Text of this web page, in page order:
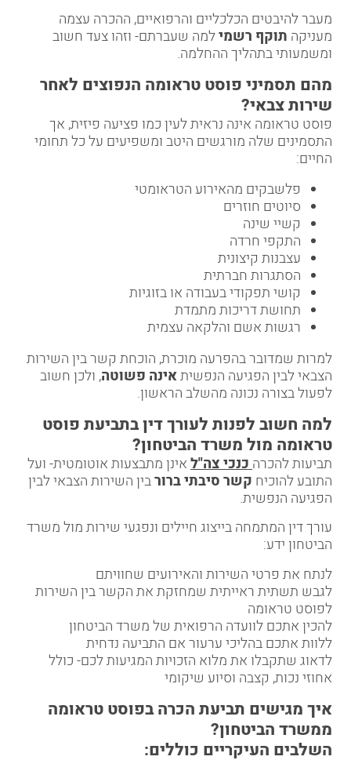
מעבר להיבטים הכלכליים והרפואיים, ההכרה עצמה
מעניקה תוקף רשמילמה שעברתם- וזהו צעד חשוב
ומשמעותי בתהליך ההחלמה.
מהם תסמיני פוסט טראומה הנפוצים לאחר
שירות צבאי?
פוסט טראומה אינה נראית לעין כמו פציעה פיזית, אך
התסמינים שלה מורגשים היטב ומשפיעים על כל תחומי
החיים:
פלשבקים מהאירוע הטראומטי
סיוטים חוזרים
קשיי שינה
התקפי חרדה
עצבנות קיצונית
הסתגרות חברתית
קושי תפקודי בעבודה או בזוגיות
תחושת דריכות מתמדת
רגשות אשם והלקאה עצמית
למרות שמדובר בהפרעה מוכרת, הוכחת קשר בין השירות
הצבאי לבין הפגיעה הנפשיתאינה פשוטה, ולכן חשוב
לפעול בצורה נכונה מהשלב הראשון.
למה חשוב לפנות לעורך דין בתביעת פוסט
טראומה מול משרד הביטחון?
תביעות להכרהכנכי צה"לאינן מתבצעות אוטומטית- ועל
התובע להוכיח קשר סיבתי ברורבין השירות הצבאי לבין
הפגיעה הנפשית.
עורך דין המתמחה בייצוג חיילים ונפגעי שירות מול משרד
הביטחון ידע:
לנתח את פרטי השירות והאירועים שחוויתם
לגבש תשתית ראייתית שמחזקת את הקשר בין השירות
לפוסט טראומה
להכין אתכם לוועדה הרפואית של משרד הביטחון
ללוות אתכם בהליכי ערעור אם התביעה נדחית
לדאוג שתקבלו את מלוא הזכויות המגיעות לכם- כולל
אחוזי נכות, קצבה וסיוע שיקומי
איך מגישים תביעת הכרה בפוסט טראומה
ממשרד הביטחון?
השלבים העיקריים כוללים: